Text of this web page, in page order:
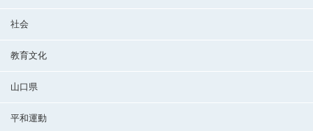
社会
教育文化
山口県
平和運動